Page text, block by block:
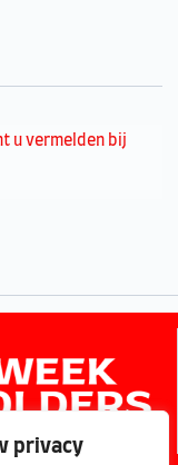
privacy
u vermelden bij